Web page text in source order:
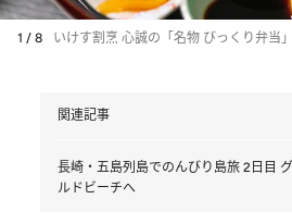
1 / 8 いけす割烹 心誠の「名物 びっくり弁当
関連記事
長崎・五島列島でのんびり島旅 2日目
ルドビーチへ